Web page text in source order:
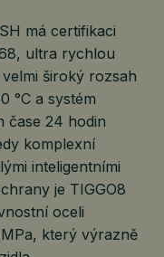
má certifikaci
ultra rychlou
široký rozsah
°C a systém
čase 24 hodin
komplexní
inteligentními
je TIGGO8
oceli
který výrazně